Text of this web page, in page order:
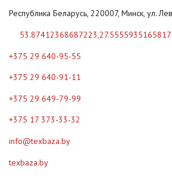
Республика Беларусь, 220007, Минск, ул.
+375 29 640-95-55
+375 29 640-91-11
+375 29 649-79-99
+375 17 373-33-32
info@texbaza.by
texbaza.by